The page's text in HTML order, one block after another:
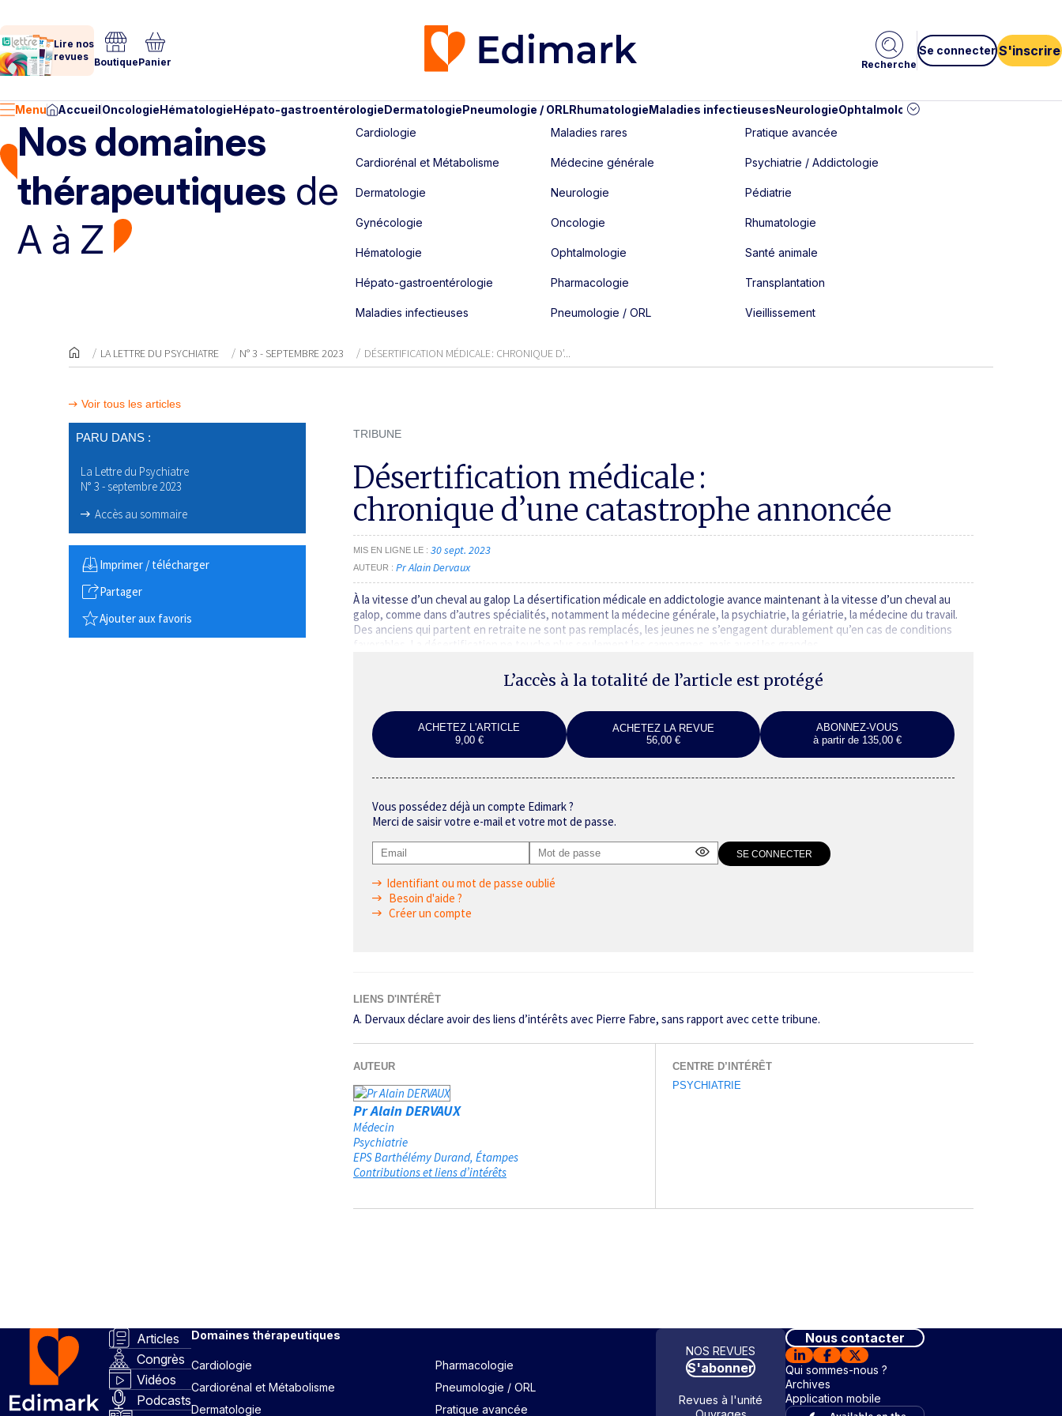
Lire nos
revues BoutiquePanier Recherche
Se connecter S'inscrire
Menu AccueilOncologieHématologieHépato-gastroentérologieDermatologiePneumologie / ORLRhumatologieMaladies infectieusesNeurologieOphtalmologie
Nos domaines
thérapeutiques de
A à Z
Cardiologie
Cardiorénal et Métabolisme
Dermatologie
Gynécologie
Hématologie
Hépato-gastroentérologie
Maladies infectieuses
Maladies rares
Médecine générale
Neurologie
Oncologie
Ophtalmologie
Pharmacologie
Pneumologie / ORL
Pratique avancée
Psychiatrie / Addictologie
Pédiatrie
Rhumatologie
Santé animale
Transplantation
Vieillissement
LA LETTRE DU PSYCHIATRE N° 3 - SEPTEMBRE 2023 DÉSERTIFICATION MÉDICALE : CHRONIQUE D’...
Voir tous les articles
PARU DANS :
La Lettre du Psychiatre
N° 3 - septembre 2023
Accès au sommaire
Imprimer / télécharger
Partager
Ajouter aux favoris
TRIBUNE
Désertification médicale :
chronique d’une catastrophe annoncée
MIS EN LIGNE LE 30 sept. 2023
AUTEUR Pr Alain Dervaux
À la vitesse d’un cheval au galop La désertification médicale en addictologie avance maintenant à la vitesse d’un cheval au
galop, comme dans d’autres spécialités, notamment la médecine générale, la psychiatrie, la gériatrie, la médecine du travail.
Des anciens qui partent en retraite ne sont pas remplacés, les jeunes ne s’engagent durablement qu’en cas de conditions
favorables. La désertification ne touche plus seulement les campagnes, mais aussi les grandes…
L’accès à la totalité de l’article est protégé
ACHETEZ L'ARTICLE
9,00 €
ACHETEZ LA REVUE
56,00 €
ABONNEZ-VOUS
à partir de 135,00 €
Vous possédez déjà un compte Edimark ?
Merci de saisir votre e-mail et votre mot de passe.
Identifiant ou mot de passe oublié
Besoin d'aide ?
Créer un compte
LIENS D'INTÉRÊT
A. Dervaux déclare avoir des liens d’intérêts avec Pierre Fabre, sans rapport avec cette tribune.
AUTEUR
Pr Alain DERVAUX
Médecin
Psychiatrie
EPS Barthélémy Durand Étampes
Contributions et liens d’intérêts
CENTRE D’INTÉRÊT
PSYCHIATRIE
Articles
Congrès
Vidéos
Podcasts
Domaines thérapeutiques
Cardiologie
Cardiorénal et Métabolisme
Dermatologie
Pharmacologie
Pneumologie / ORL
Pratique avancée
NOS REVUES
S'abonner
Revues à l'unité
Nous contacter
Qui sommes-nous ?
Archives
Application mobile